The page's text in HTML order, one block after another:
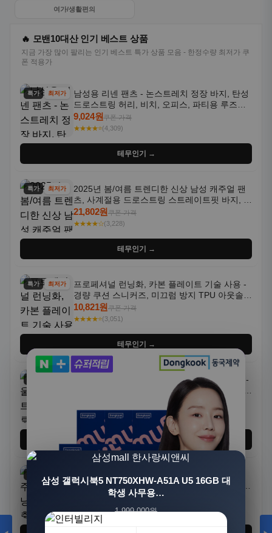
여가/생활편의
🔥 모밴10대산 인기 베스트 상품
지금 가장 많이 팔리는 인기 베스트 특가 상품 모음 - 한정수량 최저가 쿠
폰 적용가
특가 최저가
남성용 리넨 팬츠 - 논스트레치 정장 바지, 탄성
드로스트링 허리, 비치, 오피스, 파티용 루즈핏
트라우저 - 세탁기 사용 가능한 캐주얼 정장 의
상
9,024원쿠폰 가격
★★★★⭐(4,309)
테무인기 →
특가 최저가
2025년 봄/여름 트렌디한 신상 남성 캐주얼 팬
츠, 사계절용 드로스트링 스트레이트핏 바지, 한
국 스타일, 활용도 높은 아웃도어 및 정장용, 발
목 바지
21,802원쿠폰 가격
★★★★☆(3,228)
테무인기 →
특가 최저가
프로페셔널 런닝화, 카본 플레이트 기술 사용 -
경량 쿠션 스니커즈, 미끄럼 방지 TPU 아웃솔,
통기성 화이트-퍼플 그라데이션, 헬스, 트레이
닝 - 남성용, 여성용, 모든 계절에 적합
10,821원쿠폰 가격
★★★★⭐(3,051)
테무인기 →
7개 블랙 울트라라이트 남성용 크루넥 티셔츠 -
체육관, 피트니스 및 러닝에 적합한 빠른 건조,
통기성 좋은 수분 흡수 반팔 운동복
★★★★⭐
(4,518)
테무인기 →
새로운 캐주얼 운동 러닝화, 가볍고 충격 흡수
기능성, 미끄럼 방지 밑창. 통기성 좋은 블랙, 화
이트, 퍼플 그라데이션 색상
쿠폰 가격
(3,563)
삼성 갤럭시북5 NT750XHW-A51A U5 16GB 대
학생 사무용…
1,999,000원